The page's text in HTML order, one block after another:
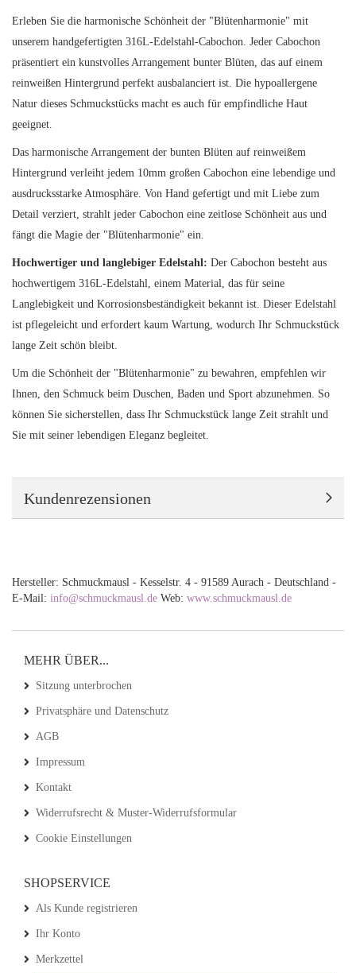
Erleben Sie die harmonische Schönheit der "Blütenharmonie" mit
unserem handgefertigten 316L-Edelstahl-Cabochon. Jeder Cabochon
präsentiert ein kunstvolles Arrangement bunter Blüten, das auf einem
reinweißen Hintergrund perfekt ausbalanciert ist. Die hypoallergene
Natur dieses Schmuckstücks macht es auch für empfindliche Haut
geeignet.
Das harmonische Arrangement der bunten Blüten auf reinweißem
Hintergrund verleiht jedem 10mm großen Cabochon eine lebendige und
ausdrucksstarke Atmosphäre. Von Hand gefertigt und mit Liebe zum
Detail verziert, strahlt jeder Cabochon eine zeitlose Schönheit aus und
fängt die Magie der "Blütenharmonie" ein.
Hochwertiger und langlebiger Edelstahl: Der Cabochon besteht aus
hochwertigem 316L-Edelstahl, einem Material, das für seine
Langlebigkeit und Korrosionsbeständigkeit bekannt ist. Dieser Edelstahl
ist pflegeleicht und erfordert kaum Wartung, wodurch Ihr Schmuckstück
lange Zeit schön bleibt.
Um die Schönheit der "Blütenharmonie" zu bewahren, empfehlen wir
Ihnen, den Schmuck beim Duschen, Baden und Sport abzunehmen. So
können Sie sicherstellen, dass Ihr Schmuckstück lange Zeit strahlt und
Sie mit seiner lebendigen Eleganz begleitet.
Kundenrezensionen
Hersteller: Schmuckmausl - Kesselstr. 4 - 91589 Aurach - Deutschland -
E-Mail: info@schmuckmausl.de Web: www.schmuckmausl.de
MEHR ÜBER...
Sitzung unterbrochen
Privatsphäre und Datenschutz
AGB
Impressum
Kontakt
Widerrufsrecht & Muster-Widerrufsformular
Cookie Einstellungen
SHOPSERVICE
Als Kunde registrieren
Ihr Konto
Merkzettel